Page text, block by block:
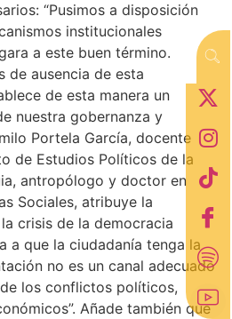
“Pusimos a disposición
institucionales
a este buen término.
de ausencia de esta
de esta manera un
nuestra gobernanza y
Portela García, docente
de Estudios Políticos de la
antropólogo y doctor en
Sociales, atribuye la
crisis de la democracia
a que la ciudadanía tenga la
no es un canal adecuado
los conflictos políticos,
Añade también que